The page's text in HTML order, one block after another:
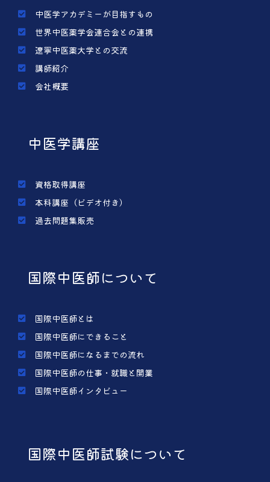
中医学アカデミーが目指すもの
世界中医薬学会連合会との連携
遼寧中医薬大学との交流
講師紹介
会社概要
中医学講座
資格取得講座
本科講座（ビデオ付き）
過去問題集販売
国際中医師について
国際中医師とは
国際中医師にできること
国際中医師になるまでの流れ
国際中医師の仕事・就職と開業
国際中医師インタビュー
国際中医師試験について